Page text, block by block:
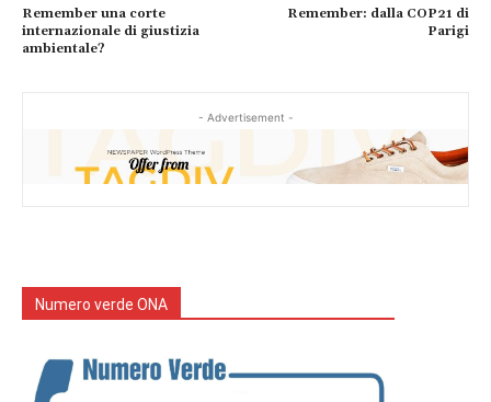
Remember una corte
internazionale di giustizia
ambientale?
Remember: dalla COP21 di
Parigi
- Advertisement -
Numero verde ONA